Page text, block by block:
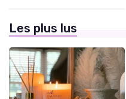
Les plus lus